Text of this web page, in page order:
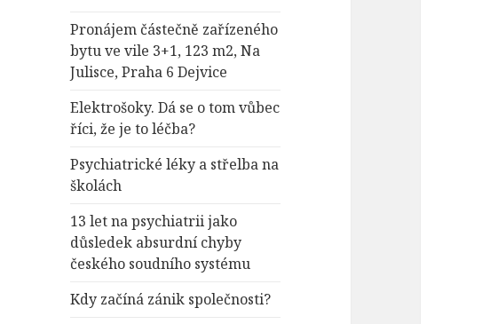
Pronájem částečně zařízeného
bytu ve vile 3+1, 123 m2, Na
Julisce, Praha 6 Dejvice
Elektrošoky. Dá se o tom vůbec
říci, že je to léčba?
Psychiatrické léky a střelba na
školách
13 let na psychiatrii jako
důsledek absurdní chyby
českého soudního systému
Kdy začíná zánik společnosti?